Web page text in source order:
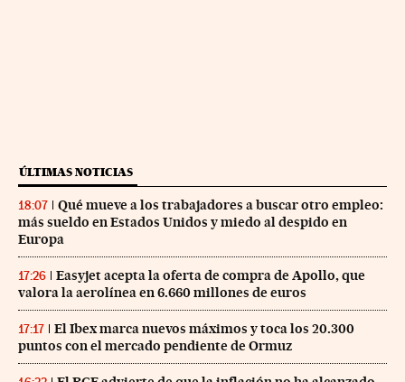
ÚLTIMAS NOTICIAS
18:07
Qué mueve a los trabajadores a buscar otro empleo:
más sueldo en Estados Unidos y miedo al despido en
Europa
17:26
Easyjet acepta la oferta de compra de Apollo, que
valora la aerolínea en 6.660 millones de euros
17:17
El Ibex marca nuevos máximos y toca los 20.300
puntos con el mercado pendiente de Ormuz